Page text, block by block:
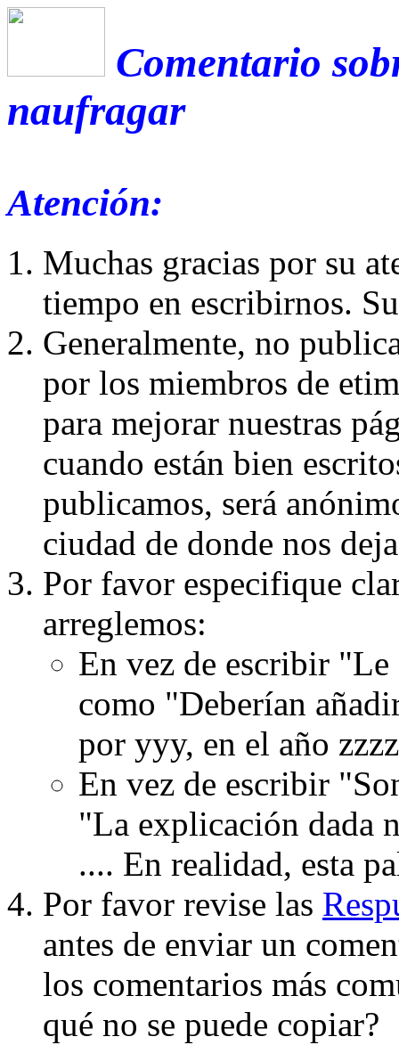
Comentario
naufragar
Atención:
Muchas gracias por su
tiempo en escribirnos.
Generalmente, no
por los miembros de
para mejorar nuestras
cuando están bien
publicamos, será
ciudad de donde nos
Por favor especifique
arreglemos:
En vez de escribir
como "Deberían
por yyy, en el año
En vez de escribir
"La explicación dada
.... En realidad, esta
Por favor revise las
antes de enviar un
los comentarios más
qué no se puede copiar?